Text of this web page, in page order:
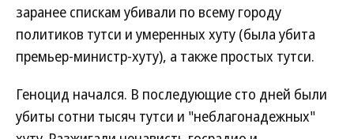
заранее спискам убивали по всему городу
политиков тутси и умеренных хуту (была убита
премьер-министр-хуту), а также простых тутси.
Геноцид начался. В последующие сто дней были
убиты сотни тысяч тутси и "неблагонадежных"